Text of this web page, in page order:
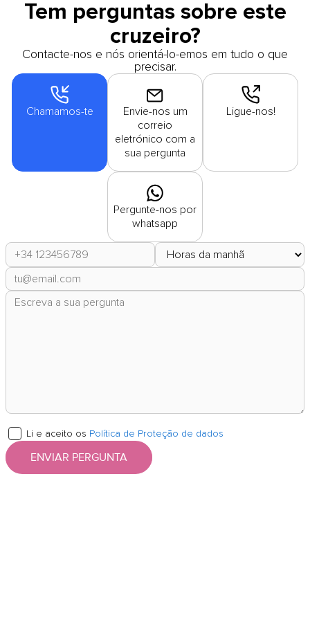
Tem perguntas sobre este
cruzeiro?
Contacte-nos e nós orientá-lo-emos em tudo o que
precisar.
Chamamos-te
Envie-nos um
correio
eletrónico com a
sua pergunta
Ligue-nos!
Pergunte-nos por
whatsapp
Li e aceito os Política de Proteção de dados
ENVIAR PERGUNTA